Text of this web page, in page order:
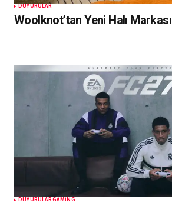
DUYURULAR
Woolknot’tan Yeni Halı Markası
DUYURULAR GAMING